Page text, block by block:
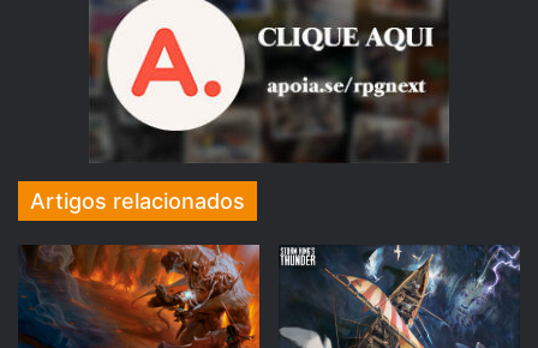
Com a participação de:
Rafael 47 , Jogador e Dungeon Master.
Uma produção RPG Next
Artigos relacionados